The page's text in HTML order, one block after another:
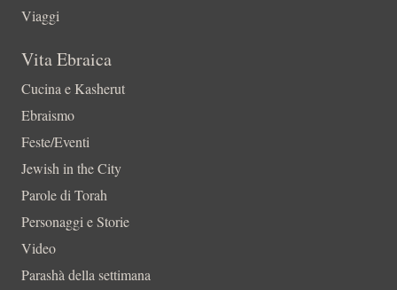
Viaggi
Vita Ebraica
Cucina e Kasherut
Ebraismo
Feste/Eventi
Jewish in the City
Parole di Torah
Personaggi e Storie
Video
Parashà della settimana